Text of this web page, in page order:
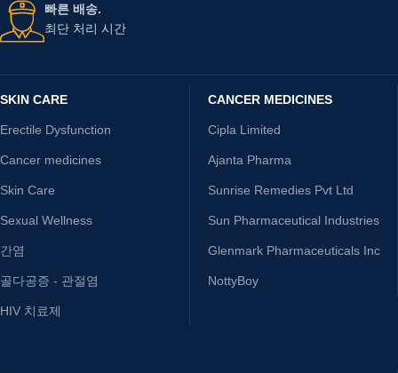
빠른 배송.
최단 처리 시간
SKIN CARE
Erectile Dysfunction
Cancer medicines
Skin Care
Sexual Wellness
간염
골다공증 - 관절염
HIV 치료제
CANCER MEDICINES
Cipla Limited
Ajanta Pharma
Sunrise Remedies Pvt Ltd
Sun Pharmaceutical Industries
Glenmark Pharmaceuticals Inc
NottyBoy